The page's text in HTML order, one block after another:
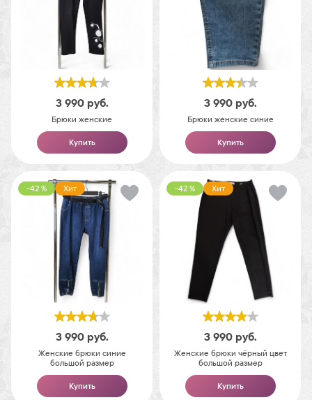
3 990 руб.
Брюки женские
Купить
3 990 руб.
Брюки женские синие
Купить
-42 % Хит
3 990 руб.
Женские брюки синие
большой размер
Купить
-42 % Хит
3 990 руб.
Женские брюки чёрный цвет
большой размер
Купить